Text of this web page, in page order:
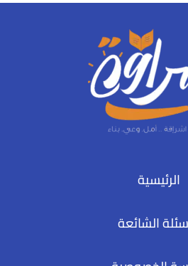
الرئيسية
الشائعة